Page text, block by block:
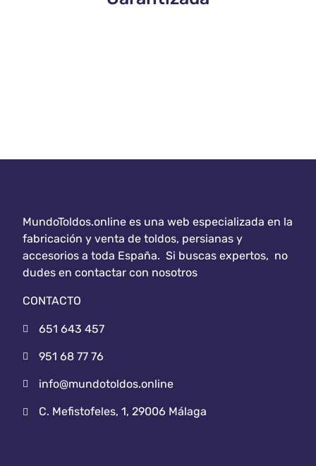
MundoToldos.online es una web especializada en la
fabricación y venta de toldos, persianas y
accesorios a toda España. Si buscas expertos, no
dudes en contactar con nosotros
CONTACTO
651 643 457
951 68 77 76
info@mundotoldos.online
C. Mefistofeles, 1, 29006 Málaga